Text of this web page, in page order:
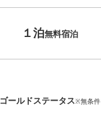
１泊無料宿泊
ゴールドステータス※無条件